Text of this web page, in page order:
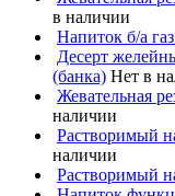
в наличии
Напиток б/а
Десерт
(банка) Нет в
Жевательная
наличии
Растворимый
наличии
Растворимый